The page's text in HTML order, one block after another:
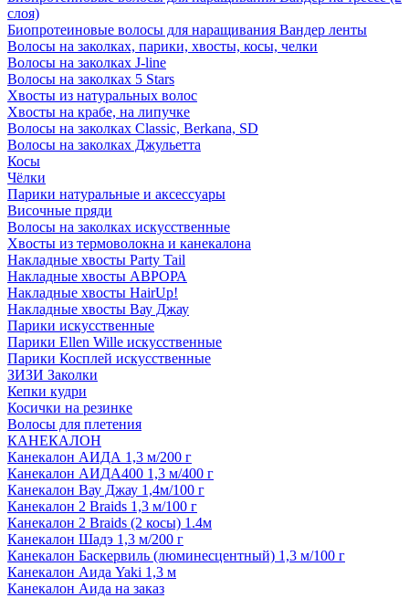
слоя)
Биопротеиновые волосы для наращивания Вандер ленты
Волосы на заколках, парики, хвосты, косы, челки
Волосы на заколках J-line
Волосы на заколках 5 Stars
Хвосты из натуральных волос
Хвосты на крабе, на липучке
Волосы на заколках Classic, Berkana, SD
Волосы на заколках Джульетта
Косы
Чёлки
Парики натуральные и аксессуары
Височные пряди
Волосы на заколках искусственные
Хвосты из термоволокна и канекалона
Накладные хвосты Party Tail
Накладные хвосты АВРОРА
Накладные хвосты HairUp!
Накладные хвосты Вау Джау
Парики искусственные
Парики Ellen Wille искусственные
Парики Косплей искусственные
ЗИЗИ Заколки
Кепки кудри
Косички на резинке
Волосы для плетения
КАНЕКАЛОН
Канекалон АИДА 1,3 м/200 г
Канекалон АИДА400 1,3 м/400 г
Канекалон Вау Джау 1,4м/100 г
Канекалон 2 Braids 1,3 м/100 г
Канекалон 2 Braids (2 косы) 1.4м
Канекалон Шадэ 1,3 м/200 г
Канекалон Баскервиль (люминесцентный) 1,3 м/100 г
Канекалон Аида Yaki 1,3 м
Канекалон Аида на заказ